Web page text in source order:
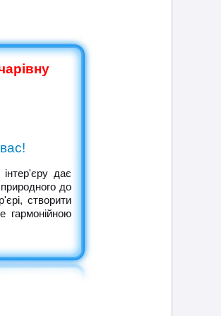
інтер'єру дає
до
створити
гармонійною